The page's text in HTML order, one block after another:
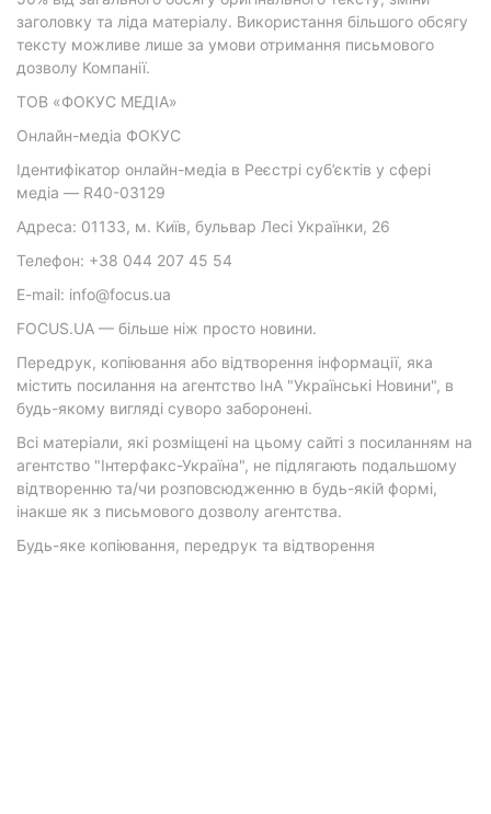
заголовку та ліда матеріалу. Використання більшого обсягу
тексту можливе лише за умови отримання письмового
дозволу Компанії.
ТОВ «ФОКУС МЕДІА»
Онлайн-медіа ФОКУС
Ідентифікатор онлайн-медіа в Реєстрі суб’єктів у сфері
медіа — R40-03129
Адреса: 01133, м. Київ, бульвар Лесі Українки, 26
Телефон: +38 044 207 45 54
E-mail: info@focus.ua
FOCUS.UA — більше ніж просто новини.
Передрук, копіювання або відтворення інформації, яка
містить посилання на агентство ІнА "Українські Новини", в
будь-якому вигляді суворо заборонені.
Всі матеріали, які розміщені на цьому сайті з посиланням на
агентство "Інтерфакс-Україна", не підлягають подальшому
відтворенню та/чи розповсюдженню в будь-якій формі,
інакше як з письмового дозволу агентства.
Будь-яке копіювання, передрук та відтворення